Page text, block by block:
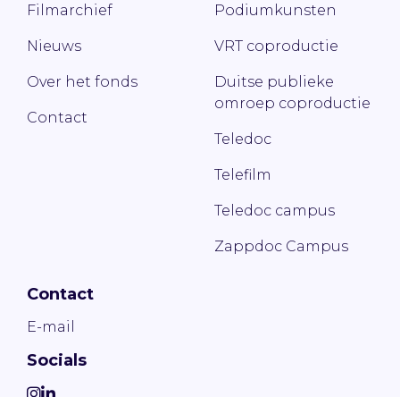
Filmarchief
Nieuws
Over het fonds
Contact
Podiumkunsten
VRT coproductie
Duitse publieke
omroep coproductie
Teledoc
Telefilm
Teledoc campus
Zappdoc Campus
Contact
E-mail
Socials